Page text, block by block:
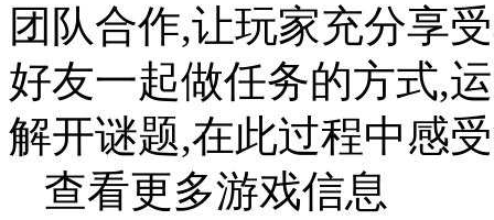
团队合作,让玩家充分享
好友一起做任务的方式,
解开谜题,在此过程中感
查看更多游戏信息